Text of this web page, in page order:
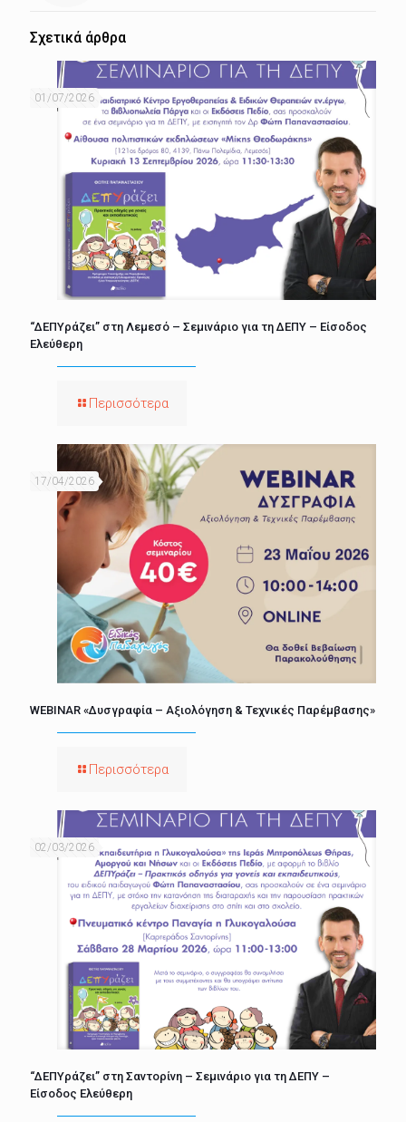
Σχετικά άρθρα
01/07/2026
“ΔΕΠΥράζει” στη Λεμεσό – Σεμινάριο για τη ΔΕΠΥ – Είσοδος
Ελεύθερη
Περισσότερα
17/04/2026
WEBINAR «Δυσγραφία – Αξιολόγηση & Τεχνικές Παρέμβασης»
Περισσότερα
02/03/2026
“ΔΕΠΥράζει” στη Σαντορίνη – Σεμινάριο για τη ΔΕΠΥ –
Είσοδος Ελεύθερη